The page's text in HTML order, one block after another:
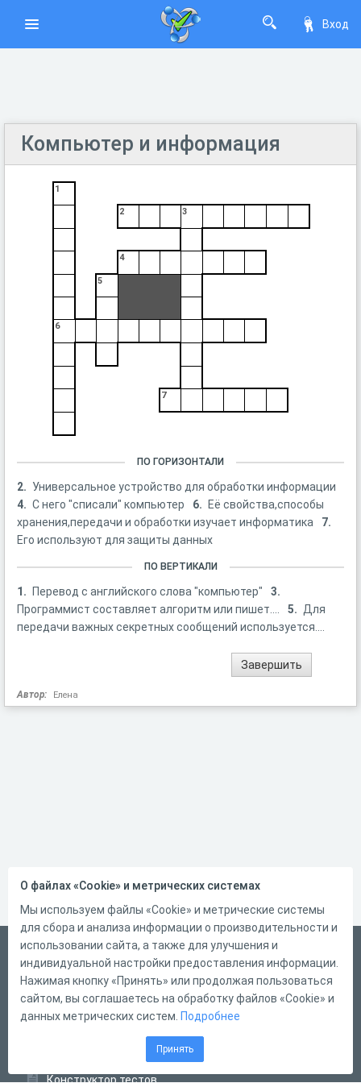
Вход
Компьютер и информация
1
2 3
4
5
6
7
ПО ГОРИЗОНТАЛИ
2. Универсальное устройство для обработки информации
4. С него "списали" компьютер 6.
Её свойства,способы
хранения,передачи и обработки изучает информатика
7.
Его используют для защиты данных
ПО ВЕРТИКАЛИ
1. Перевод с английского слова "компьютер"
3.
Программист составляет алгоритм или пишет....
5. Для
передачи важных секретных сообщений используется....
Автор: Елена
Русский
Справка
Форма обратной связи
Конструктор тестов
О файлах «Cookie» и метрических системах
Мы используем файлы «Cookie» и метрические системы
для сбора и анализа информации о производительности и
использовании сайта, а также для улучшения и
индивидуальной настройки предоставления информации.
Нажимая кнопку «Принять» или продолжая пользоваться
сайтом, вы соглашаетесь на обработку файлов «Cookie» и
данных метрических систем. Подробнее
Принять